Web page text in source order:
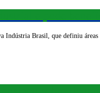
Indústria Brasil, que definiu